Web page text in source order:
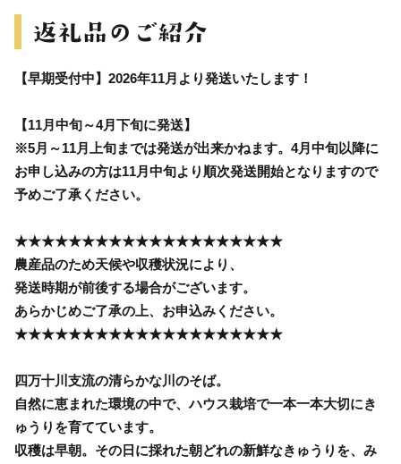
【早期受付中】2026年11月より発送いたします！
【11月中旬～4月下旬に発送】
※5月～11月上旬までは発送が出来かねます。4月中旬以降に
お申し込みの方は11月中旬より順次発送開始となりますので
予めご了承ください。
★★★★★★★★★★★★★★★★★★★★
農産品のため天候や収穫状況により、
発送時期が前後する場合がございます。
あらかじめご了承の上、お申込みください。
★★★★★★★★★★★★★★★★★★★★
四万十川支流の清らかな川のそば。
自然に恵まれた環境の中で、ハウス栽培で一本一本大切にき
ゅうりを育てています。
収穫は早朝。その日に採れた朝どれの新鮮なきゅうりを、み